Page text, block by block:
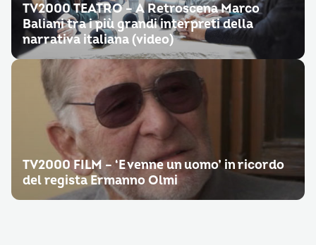
TV2000 TEATRO – A Retroscena Marco
Baliani tra i più grandi interpreti della
narrativa italiana (video)
TV2000 FILM – ‘E venne un uomo’ in ricordo
del regista Ermanno Olmi